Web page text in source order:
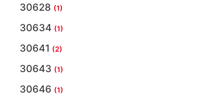
30628 (1)
30634 (1)
30641 (2)
30643 (1)
30646 (1)